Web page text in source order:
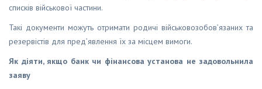
списків військової частини.
Такі документи можуть отримати родичі військовозобов’язаних та
резервістів для пред’явлення їх за місцем вимоги.
Як діяти, якщо банк чи фінансова установа не задовольнила
заяву